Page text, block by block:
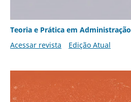
Teoria e Prática em Administração
Acessar revista
Edição Atual